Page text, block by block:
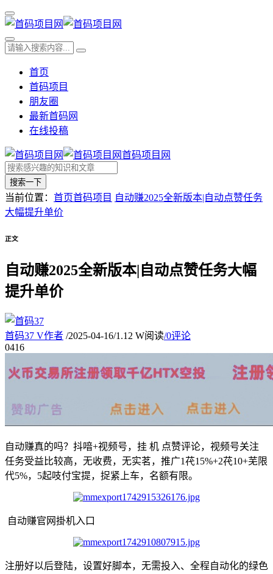
首页
首码项目
朋友圈
最新首码网
在线投稿
首码项目网
搜索一下
当前位置： 首页首码项目 自动赚2025全新版本|自动点赞任务
大幅提升单价
正文
自动赚2025全新版本|自动点赞任务大幅
提升单价
首码37 V作者 /2025-04-16/1.12 W阅读/0评论
0416
自动赚真的吗？抖喑+视频号，挂 机 点赞评论，视频号关注
任务受益比较高，无收费，无实茗，推广1䒫15%+2䒫10+芜限
代5%，5起吱付宝提，捉紧上车，名额有限。
自动赚官网掛机入口
注册好以后登陆，设置好脚本，无需投入、全程自动化的绿色